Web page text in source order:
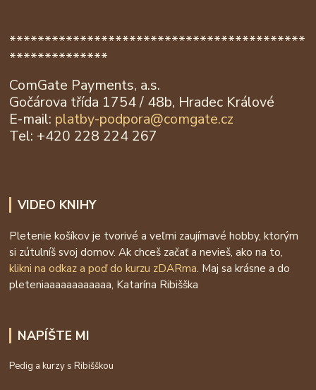
******************************************
**************
ComGate Payments, a.s.
Gočárova třída 1754 / 48b, Hradec Králové
E-mail: platby-podpora@comgate.cz
Tel: +420 228 224 267
VIDEO KNIHY
Pletenie košíkov je tvorivé a veľmi zaujímavé hobby, ktorým
si zútulníš svoj domov. Ak chceš začať a nevieš, ako na to,
klikni na odkaz a poď do kurzu zDARma. Maj sa krásne a do
pleteniaaaaaaaaaaaa, Katarína Ribišška
NAPÍŠTE MI
Pedig a kurzy s Ribišškou